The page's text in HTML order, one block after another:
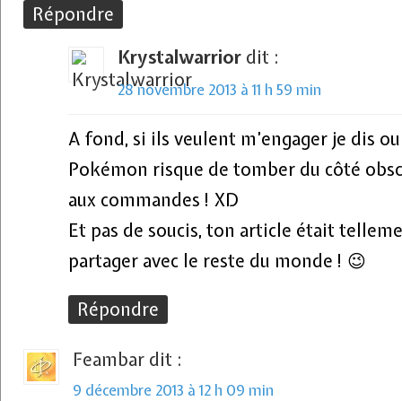
Répondre
Krystalwarrior dit :
28 novembre 2013 à 11 h 59 min
A fond, si ils veulent m’engager je dis
Pokémon risque de tomber du côté
aux commandes ! XD
Et pas de soucis, ton article était
partager avec le reste du monde ! 😉
Répondre
Feambar dit :
9 décembre 2013 à 12 h 09 min